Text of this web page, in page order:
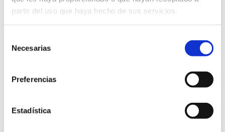
partir del uso que haya hecho de sus servicios.
Necesarias
Preferencias
Estadística
Videos